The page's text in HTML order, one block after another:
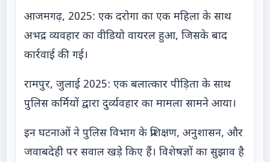
आजमगढ़, 2025: एक दरोगा का एक महिला के साथ
अभद्र व्यवहार का वीडियो वायरल हुआ, जिसके बाद
कार्रवाई की गई।
रामपुर, जुलाई 2025: एक बलात्कार पीड़िता के साथ
पुलिस कर्मियों द्वारा दुर्व्यवहार का मामला सामने आया।
इन घटनाओं ने पुलिस विभाग के प्रशिक्षण, अनुशासन, और
जवाबदेही पर सवाल खड़े किए हैं। विशेषज्ञों का सुझाव है